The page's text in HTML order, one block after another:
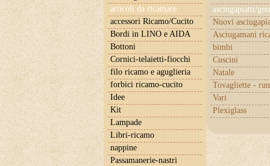
articoli da ricamare
asciugapiatti/
Nuovi
Asciugamani
bimbi
Cuscini
Natale
Tovagliette -
Vari
Plexiglass
accessori Ricamo/Cucito
Bordi in LINO e AIDA
Bottoni
Cornici-telaietti-fiocchi
filo ricamo e aguglieria
forbici ricamo-cucito
Idee
Kit
Lampade
Libri-ricamo
nappine
Passamanerie-nastri